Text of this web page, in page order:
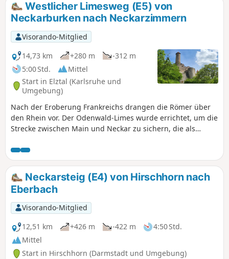
Westlicher Limesweg (E5) von
Neckarburken nach Neckarzimmern
Visorando-Mitglied
14,73 km
+280 m
-312 m
5:00 Std.
Mittel
Start in Elztal (Karlsruhe und
Umgebung)
Nach der Eroberung Frankreichs drangen die Römer über
den Rhein vor. Der Odenwald-Limes wurde errichtet, um die
Strecke zwischen Main und Neckar zu sichern, die als
Chr. erbauten, Grenzwall sollte die römische Provinz
Germania Superior geschützt werden. Deine Wanderung
führt in der fünften und letzten Etappe entlang der
ehemaligen Grenzlinie von Neckarburken bis nach
Neckarzimmern. Während dieser landschaftlich und
kulturell bereichernden Tour passierst Du Überreste
römischer Wachttürme, Kastelle (Truppenunterkünfte),
Badeanlagen und Grenzbefestigungen. Informative Tafeln
weisen auf die Sehenswürdigkeiten hin und geben
Einblicke in das Leben in der ehemaligen Grenzregion.
Neckarsteig (E4) von Hirschhorn nach
Eberbach
Visorando-Mitglied
12,51 km
+426 m -422 m
4:50 Std.
Mittel
Start in Hirschhorn (Darmstadt und Umgebung)